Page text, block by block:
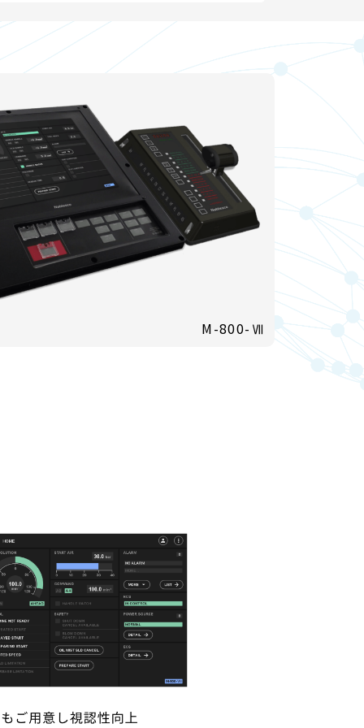
M-800-Ⅶ